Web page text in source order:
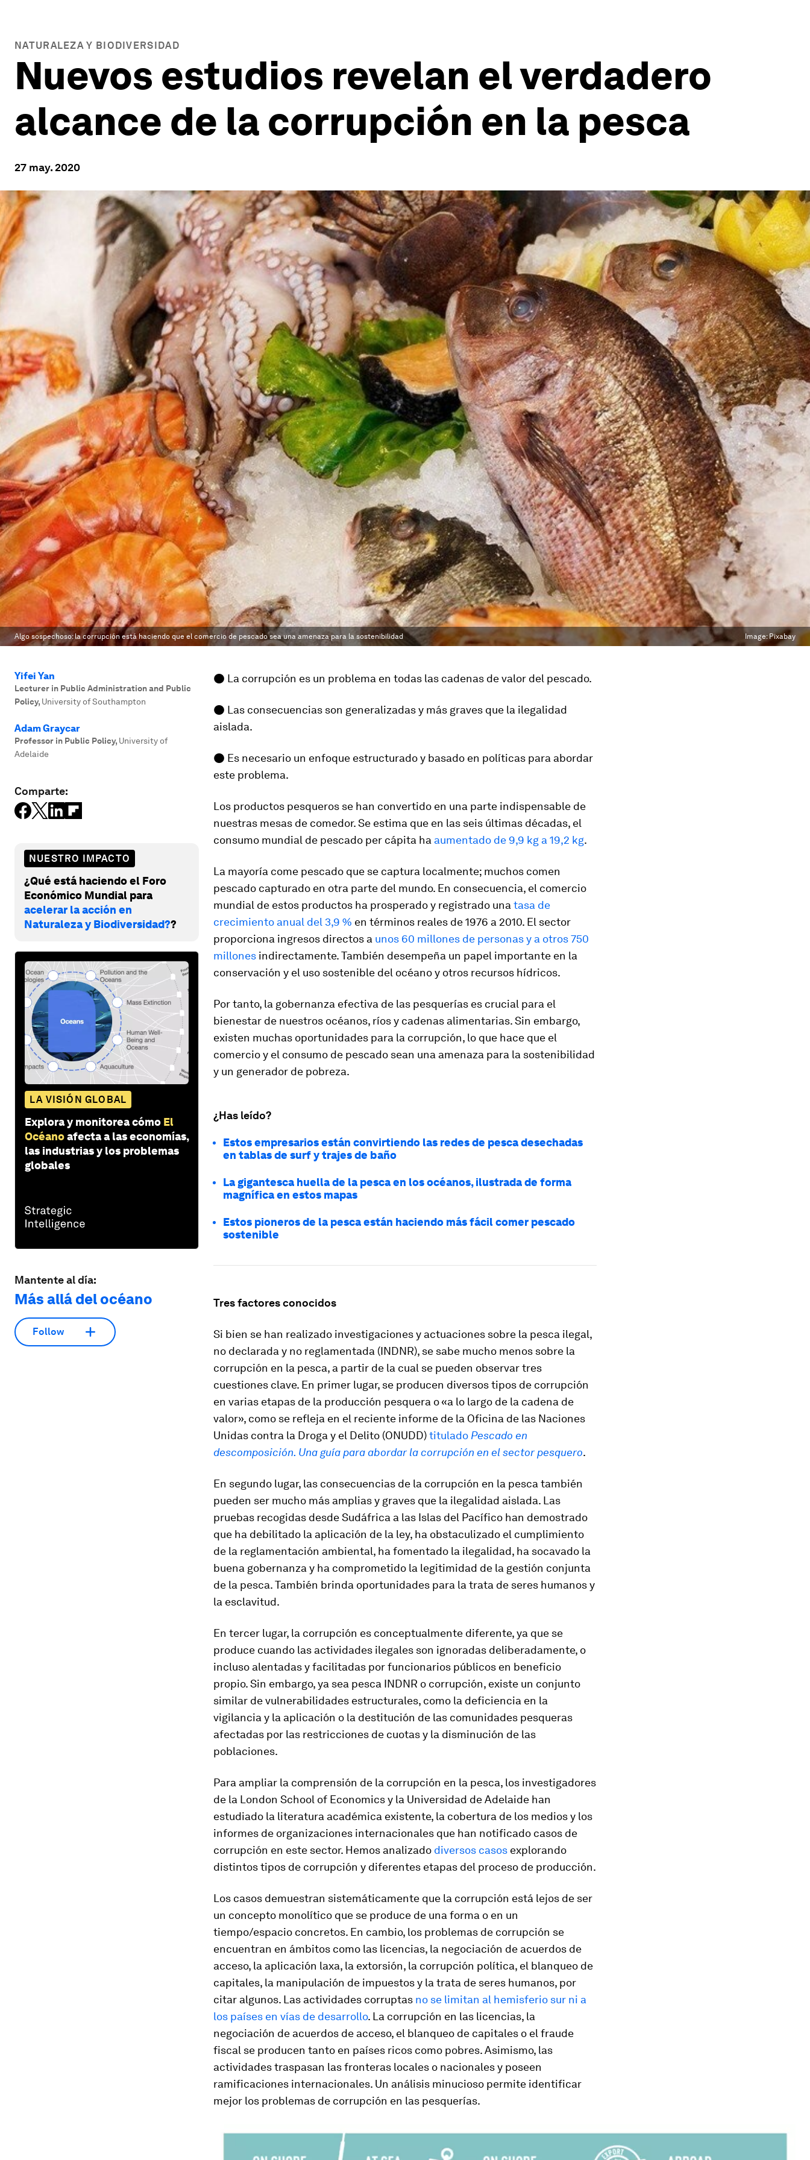
NATURALEZA Y BIODIVERSIDAD
Nuevos estudios revelan el verdadero
alcance de la corrupción en la pesca
27 may. 2020
Algo sospechoso: la corrupción está haciendo que el comercio de pescado sea una amenaza para la sostenibilidad Image:Pixabay
Yifei Yan
Lecturer in Public Administration and Public
Policy, University of Southampton
Adam Graycar
Professor in Public Policy, University of
Adelaide
Comparte:
NUESTRO IMPACTO
¿Qué está haciendo el Foro
Económico Mundial para
acelerar la acción en
Naturaleza y Biodiversidad??
LA VISIÓN GLOBAL
Explora y monitorea cómo El
Océanoafecta a las economías,
las industrias y los problemas
globales
Mantente al día:
Más allá del océano
Follow
● La corrupción es un problema en todas las cadenas de valor del pescado.
● Las consecuencias son generalizadas y más graves que la ilegalidad
aislada.
● Es necesario un enfoque estructurado y basado en políticas para abordar
este problema.
Los productos pesqueros se han convertido en una parte indispensable de
nuestras mesas de comedor. Se estima que en las seis últimas décadas, el
consumo mundial de pescado per cápita ha aumentado de 9,9 kg a 19,2 kg.
La mayoría come pescado que se captura localmente; muchos comen
pescado capturado en otra parte del mundo. En consecuencia, el comercio
mundial de estos productos ha prosperado y registrado una tasa de
crecimiento anual del 3,9 % en términos reales de 1976 a 2010. El sector
proporciona ingresos directos a unos 60 millones de personas y a otros 750
millones indirectamente. También desempeña un papel importante en la
conservación y el uso sostenible del océano y otros recursos hídricos.
Por tanto, la gobernanza efectiva de las pesquerías es crucial para el
bienestar de nuestros océanos, ríos y cadenas alimentarias. Sin embargo,
existen muchas oportunidades para la corrupción, lo que hace que el
comercio y el consumo de pescado sean una amenaza para la sostenibilidad
y un generador de pobreza.
¿Has leído?
Estos empresarios están convirtiendo las redes de pesca desechadas
en tablas de surf y trajes de baño
La gigantesca huella de la pesca en los océanos, ilustrada de forma
magnífica en estos mapas
Estos pioneros de la pesca están haciendo más fácil comer pescado
sostenible
Tres factores conocidos
Si bien se han realizado investigaciones y actuaciones sobre la pesca ilegal,
no declarada y no reglamentada (INDNR), se sabe mucho menos sobre la
corrupción en la pesca, a partir de la cual se pueden observar tres
cuestiones clave. En primer lugar, se producen diversos tipos de corrupción
en varias etapas de la producción pesquera o «a lo largo de la cadena de
valor», como se refleja en el reciente informe de la Oficina de las Naciones
Unidas contra la Droga y el Delito (ONUDD)titulado Pescado en
descomposición. Una guía para abordar la corrupción en el sector pesquero.
En segundo lugar, las consecuencias de la corrupción en la pesca también
pueden ser mucho más amplias y graves que la ilegalidad aislada. Las
pruebas recogidas desde Sudáfrica a las Islas del Pacífico han demostrado
que ha debilitado la aplicación de la ley, ha obstaculizado el cumplimiento
de la reglamentación ambiental, ha fomentado la ilegalidad, ha socavado la
buena gobernanza y ha comprometido la legitimidad de la gestión conjunta
de la pesca. También brinda oportunidades para la trata de seres humanos y
la esclavitud.
En tercer lugar, la corrupción es conceptualmente diferente, ya que se
produce cuando las actividades ilegales son ignoradas deliberadamente, o
incluso alentadas y facilitadas por funcionarios públicos en beneficio
propio. Sin embargo, ya sea pesca INDNR o corrupción, existe un conjunto
similar de vulnerabilidades estructurales, como la deficiencia en la
vigilancia y la aplicación o la destitución de las comunidades pesqueras
afectadas por las restricciones de cuotas y la disminución de las
poblaciones.
Para ampliar la comprensión de la corrupción en la pesca, los investigadores
de la London School of Economics y la Universidad de Adelaide han
estudiado la literatura académica existente, la cobertura de los medios y los
informes de organizaciones internacionales que han notificado casos de
corrupción en este sector. Hemos analizado diversos casos explorando
distintos tipos de corrupción y diferentes etapas del proceso de producción.
Los casos demuestran sistemáticamente que la corrupción está lejos de ser
un concepto monolítico que se produce de una forma o en un
tiempo/espacio concretos. En cambio, los problemas de corrupción se
encuentran en ámbitos como las licencias, la negociación de acuerdos de
acceso, la aplicación laxa, la extorsión, la corrupción política, el blanqueo de
capitales, la manipulación de impuestos y la trata de seres humanos, por
citar algunos. Las actividades corruptas no se limitan al hemisferio sur ni a
los países en vías de desarrollo. La corrupción en las licencias, la
negociación de acuerdos de acceso, el blanqueo de capitales o el fraude
fiscal se producen tanto en países ricos como pobres. Asimismo, las
actividades traspasan las fronteras locales o nacionales y poseen
ramificaciones internacionales. Un análisis minucioso permite identificar
mejor los problemas de corrupción en las pesquerías.